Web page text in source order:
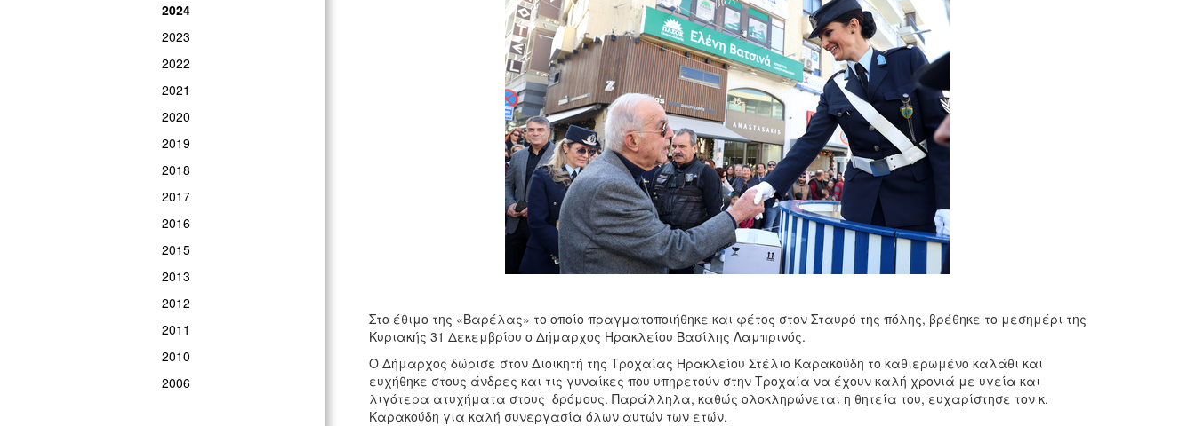
2024
2023
2022
2021
2020
2019
2018
2017
2016
2015
2013
2012
2011
2010
2006
Στο έθιμο της «Βαρέλας» το οποίο πραγματοποιήθηκε και φέτος στον Σταυρό της πόλης, βρέθηκε το μεσημέρι της
Κυριακής 31 Δεκεμβρίου ο Δήμαρχος Ηρακλείου Βασίλης Λαμπρινός.
Ο Δήμαρχος δώρισε στον Διοικητή της Τροχαίας Ηρακλείου Στέλιο Καρακούδη το καθιερωμένο καλάθι και
ευχήθηκε στους άνδρες και τις γυναίκες που υπηρετούν στην Τροχαία να έχουν καλή χρονιά με υγεία και
λιγότερα ατυχήματα στους δρόμους. Παράλληλα, καθώς ολοκληρώνεται η θητεία του, ευχαρίστησε τον κ.
Καρακούδη για καλή συνεργασία όλων αυτών των ετών.